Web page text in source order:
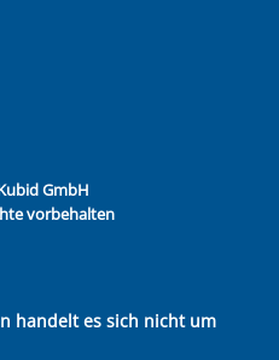
GmbH
vorbehalten
handelt es sich nicht um